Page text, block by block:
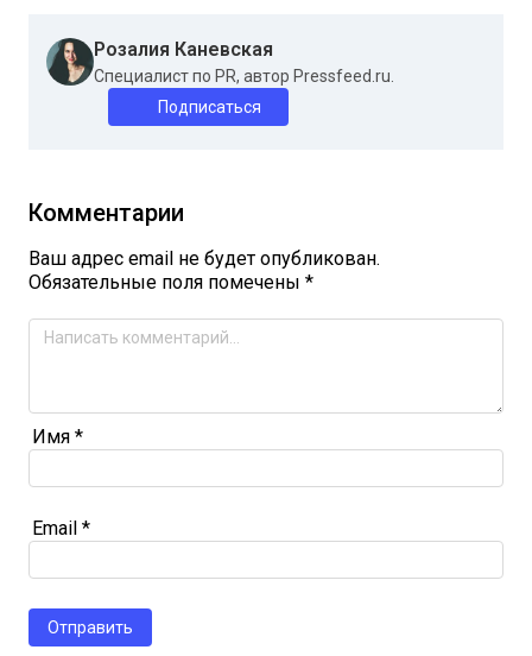
Розалия Каневская
Специалист по PR, автор Pressfeed.ru.
Подписаться
Комментарии
Ваш адрес email не будет опубликован.
Обязательные поля помечены *
Имя *
Email *